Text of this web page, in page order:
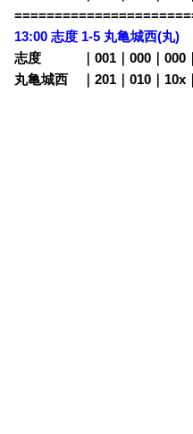
13:00 志度 1-5 丸亀城西(丸)
志度 ｜001｜000｜000
丸亀城西 ｜201｜010｜10x